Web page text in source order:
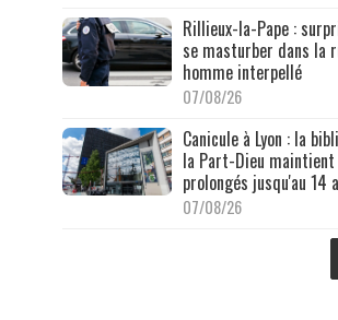
Rillieux-la-Pape :
se masturber dans la
homme interpellé
07/08/26
Canicule à Lyon : la
la Part-Dieu
prolongés jusqu'au 14
07/08/26